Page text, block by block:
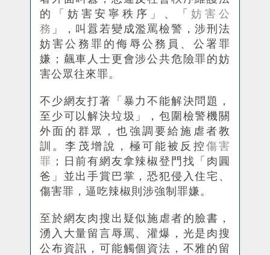
的「妨害安寧秩序」、「妨害公
務 」，叫囂若變成濫罵檢警，涉刑法
妨害公務罪的侮辱公務員、公署罪
嫌；飆車人士更會涉公共危險罪的妨
害公眾往來罪。
不少網友打著「暴力不能解決問題，
至少可以解決垃圾」，包圍檢警機關
外面的群眾，也強調要給施虐者教
訓。李茂增說，極可能被反控 傷害
罪 ；日前有網友拿辣椒登門找「肉圓
爸」並出手賞巴掌，恐犯侵入住宅、
傷害罪，逼吃辣椒則涉強制罪嫌。
至於網友肉搜出疑似施虐者的臉書，
湧入大量留言辱罵、灌爆，光是肉搜
公布資訊，可能觸個資法，不雅的留